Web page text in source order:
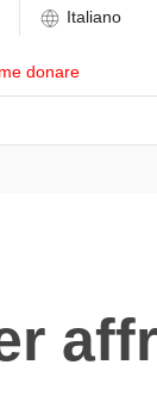
donare